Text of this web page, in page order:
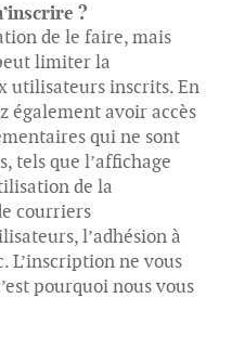
?
de le faire, mais
limiter la
utilisateurs inscrits. En
également avoir accès
qui ne sont
tels que l’affichage
de la
courriers
l’adhésion à
L’inscription ne vous
pourquoi nous vous